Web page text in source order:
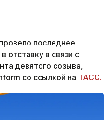
последнее
отставку в связи с
девятого созыва,
со ссылкой на ТАСС.